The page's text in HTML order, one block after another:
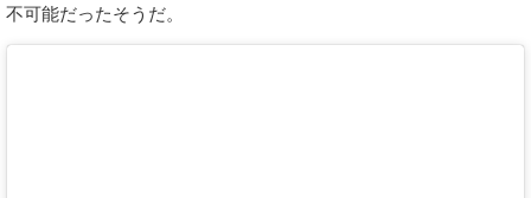
不可能だったそうだ。